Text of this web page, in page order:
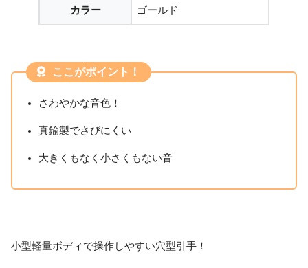
カラー ゴールド
ここがポイント！
さわやかな音色！
真鍮製でさびにくい
大きくもなく小さくもない音
小型軽量ボディで操作しやすい穴型引手！